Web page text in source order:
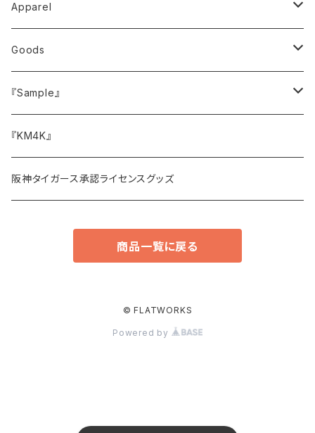
Apparel
トップス
Tシャツ
スウェット
ボトムス
Goods
キャップ・ハット
バッグ
その他小物
『Sample』
サイドメニュー
『KM4K』
阪神タイガース承認ライセンスグッズ
商品一覧に戻る
© FLATWORKS
Powered by